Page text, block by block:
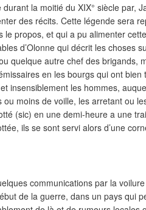
la moitié du XIX° siècle par,
des récits. Cette légende sera
le propos, et qui a pu alimenter
d’Olonne qui décrit les choses
quelque autre chef des brigands,
en les bourgs qui ont
insensiblement les hommes,
moins de voille, les arretant ou
(sic) en une demi-heure a une
ils se sont servi alors d’une
communications par la
de la guerre, dans un pays qui